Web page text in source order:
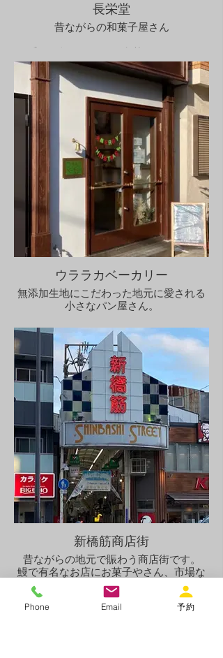
長栄堂
昔ながらの和菓子屋さん
​お手頃価格でおいしい和菓子がいただけ
ます。
あべかわ餅が人気です。
【営業時間】9：00～18：30
​【定休日】水曜
〒553-0007 大阪府大阪市福島区大開１丁
目５−２５
ウララカベーカリー
無添加生地にこだわった地元に愛される
小さなパン屋さん。
お惣菜系からスイーツ系にハード系まで
ズラリ！
​全粒粉のリュスティックが人気です。
【営業時間】 7：30～18：30（売り切
れ次第終了）
【定休日】 火曜・第１第３水曜
〒553-0007 大阪府大阪市福島区大開１丁
目１０−１０
新橋筋商店街
昔ながらの地元で賑わう商店街です。
鰻で有名なお店にお菓子やさん、市場な
ど、さまざまな個人商店が並んでいま
す。
安いので買い出しするのにお勧めです。
Phone Email 予約